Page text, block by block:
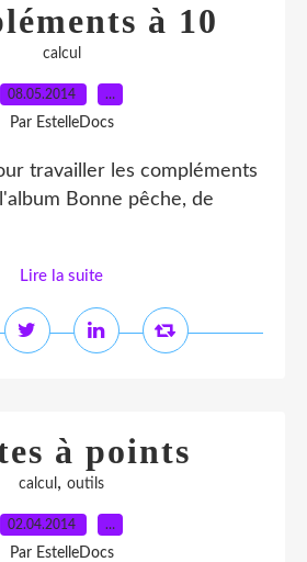
à 10
calcul
08.05.2014 …
Par EstelleDocs
travailler les compléments
Bonne pêche, de
Lire la suite
à points
calcul , outils
02.04.2014 …
Par EstelleDocs